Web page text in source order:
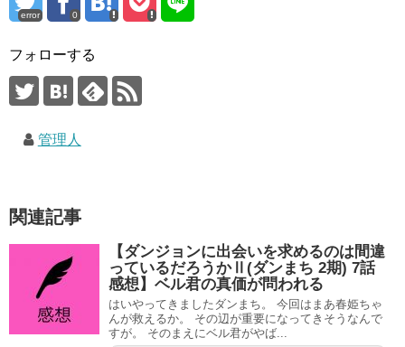
error 0
フォローする
管理人
関連記事
【ダンジョンに出会いを求めるのは間違
っているだろうかⅡ(ダンまち 2期) 7話
感想】ベル君の真価が問われる
はいやってきましたダンまち。 今回はまあ春姫ちゃ
んが救えるか。 その辺が重要になってきそうなんで
すが。 そのまえにベル君がやば...